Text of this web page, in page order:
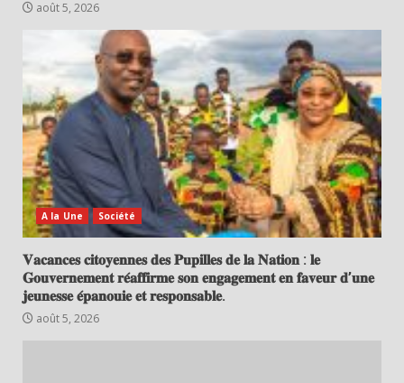
août 5, 2026
A la Une Société
𝐕𝐚𝐜𝐚𝐧𝐜𝐞𝐬 𝐜𝐢𝐭𝐨𝐲𝐞𝐧𝐧𝐞𝐬 𝐝𝐞𝐬 𝐏𝐮𝐩𝐢𝐥𝐥𝐞𝐬 𝐝𝐞 𝐥𝐚 𝐍𝐚𝐭𝐢𝐨𝐧 : 𝐥𝐞
𝐆𝐨𝐮𝐯𝐞𝐫𝐧𝐞𝐦𝐞𝐧𝐭 𝐫𝐞́𝐚𝐟𝐟𝐢𝐫𝐦𝐞 𝐬𝐨𝐧 𝐞𝐧𝐠𝐚𝐠𝐞𝐦𝐞𝐧𝐭 𝐞𝐧 𝐟𝐚𝐯𝐞𝐮𝐫 𝐝’𝐮𝐧𝐞
𝐣𝐞𝐮𝐧𝐞𝐬𝐬𝐞 𝐞́𝐩𝐚𝐧𝐨𝐮𝐢𝐞 𝐞𝐭 𝐫𝐞𝐬𝐩𝐨𝐧𝐬𝐚𝐛𝐥𝐞.
août 5, 2026